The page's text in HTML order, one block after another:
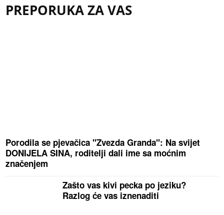
PREPORUKA ZA VAS
Porodila se pjevačica "Zvezda Granda": Na svijet
DONIJELA SINA, roditelji dali ime sa moćnim
značenjem
Zašto vas kivi pecka po jeziku?
Razlog će vas iznenaditi